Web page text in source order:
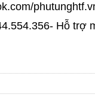
Hỗ trợ